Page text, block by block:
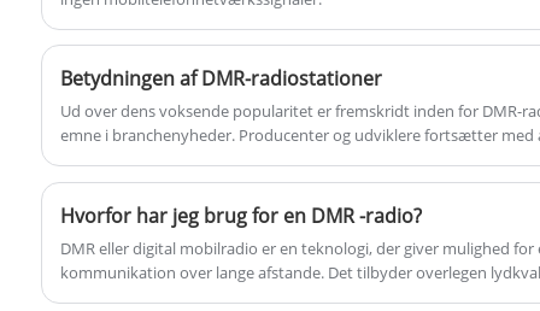
kommunikationsbehov i industrielle miljøer
og giver pålidelige, sikre
tilslutningsmuligheder til feltarbejdere.
Betydningen af ​​DMR-radiostationer
Ud over dens voksende popularitet er fremskridt inden for DMR-
emne i branchenyheder. Producenter og udviklere fortsætter med
rækkevidden. Disse fremskridt forbedrer ikke kun
tilpasningsdygtige til det udviklende kommunikationsmiljø.
Hvorfor har jeg brug for en DMR -radio?
DMR eller digital mobilradio er en teknologi, der giver mulighed
kommunikation over lange afstande. Det tilbyder overlegen